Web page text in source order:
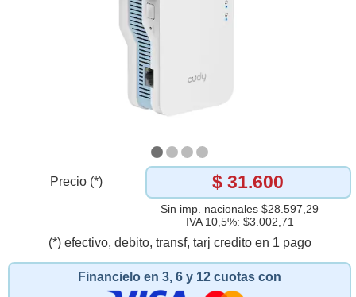
Precio (*) $ 31.600
Sin imp. nacionales $28.597,29
IVA 10,5%: $3.002,71
(*) efectivo, debito, transf, tarj credito en 1 pago
Financielo en 3, 6 y 12 cuotas con